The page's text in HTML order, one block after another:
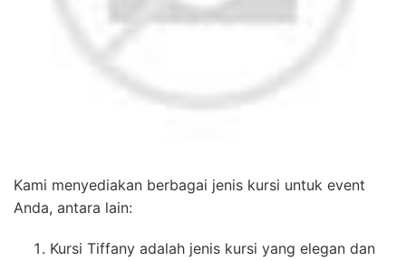
Kami menyediakan berbagai jenis kursi untuk event
Anda, antara lain:
Kursi Tiffany adalah jenis kursi yang elegan dan